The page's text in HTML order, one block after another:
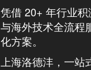
凭借 20+ 年行业
与海外技术全流程
化方案。
上海洛德沣，一站